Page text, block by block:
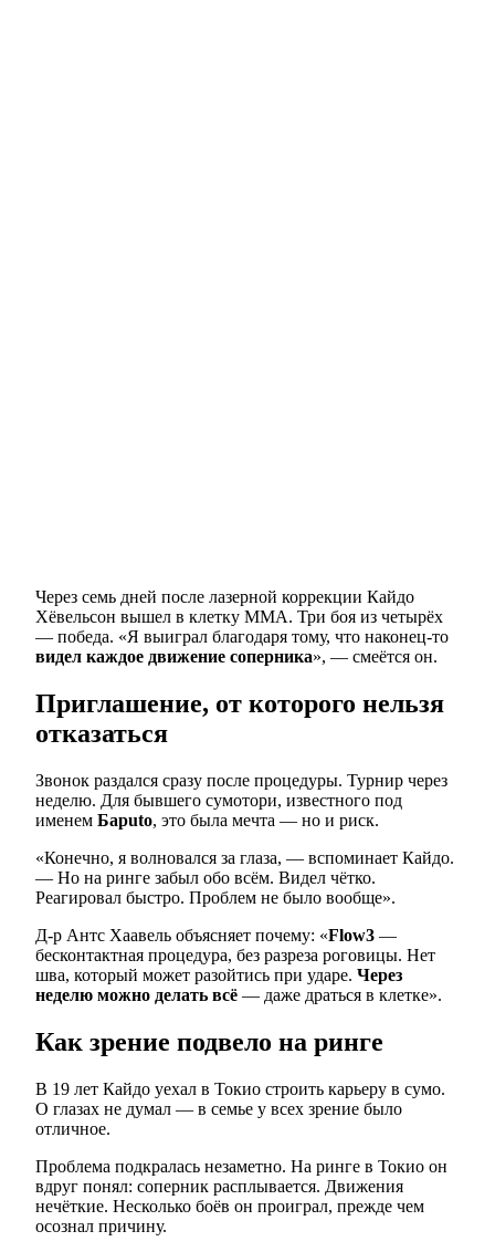
Через семь дней после лазерной коррекции Кайдо
Хёвельсон вышел в клетку MMA. Три боя из четырёх
— победа. «Я выиграл благодаря тому, что наконец-то
видел каждое движение соперника», — смеётся он.
Приглашение, от которого нельзя
отказаться
Звонок раздался сразу после процедуры. Турнир через
неделю. Для бывшего сумотори, известного под
именем Барuto, это была мечта — но и риск.
«Конечно, я волновался за глаза, — вспоминает Кайдо.
— Но на ринге забыл обо всём. Видел чётко.
Реагировал быстро. Проблем не было вообще».
Д-р Антс Хаавель объясняет почему: «Flow3 —
бесконтактная процедура, без разреза роговицы. Нет
шва, который может разойтись при ударе. Через
неделю можно делать всё — даже драться в клетке».
Как зрение подвело на ринге
В 19 лет Кайдо уехал в Токио строить карьеру в сумо.
О глазах не думал — в семье у всех зрение было
отличное.
Проблема подкралась незаметно. На ринге в Токио он
вдруг понял: соперник расплывается. Движения
нечёткие. Несколько боёв он проиграл, прежде чем
осознал причину.